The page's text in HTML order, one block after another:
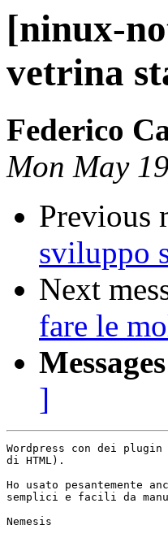
[ninux-
vetrina
Federico
Mon May
Previous
sviluppo
Next
fare le
]
Wordpress con dei
di HTML).
Ho usato pesantemente
semplici e facili da
Nemesis